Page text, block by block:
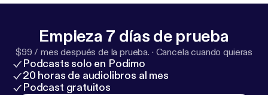
Empieza 7 días de prueba
$99 / mes después de la prueba. · Cancela cuando quieras
Podcasts solo en Podimo
20 horas de audiolibros al mes
Podcast gratuitos